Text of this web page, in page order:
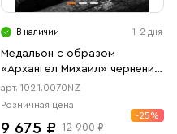
В наличии 1-2 дня
Медальон с образом
«Архангел Михаил» чернение,
позолота
арт. 102.1.0070NZ
Розничная цена
9 675 ₽ 12 900 ₽
-25%